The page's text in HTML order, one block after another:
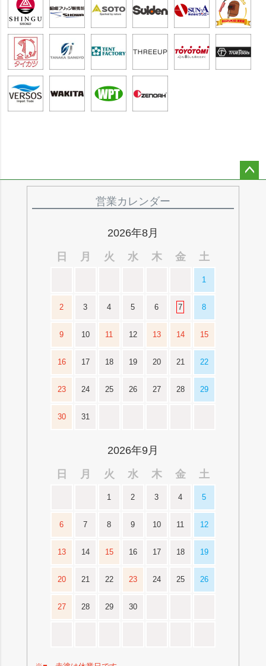
営業カレンダー
2026年8月
日
月 火 水 木 金 土
1
2 3 4 5 6 7 8
9 10 11 12 13 14 15
16 17 18 19 20 21 22
23 24 25 26 27 28 29
30 31
2026年9月
日
月 火 水 木 金 土
1 2 3 4 5
6 7 8 9 10 11 12
13 14 15 16 17 18 19
20 21 22 23 24 25 26
27 28 29 30